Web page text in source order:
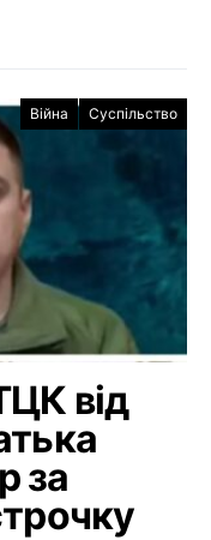
Війна Суспільство
від
за